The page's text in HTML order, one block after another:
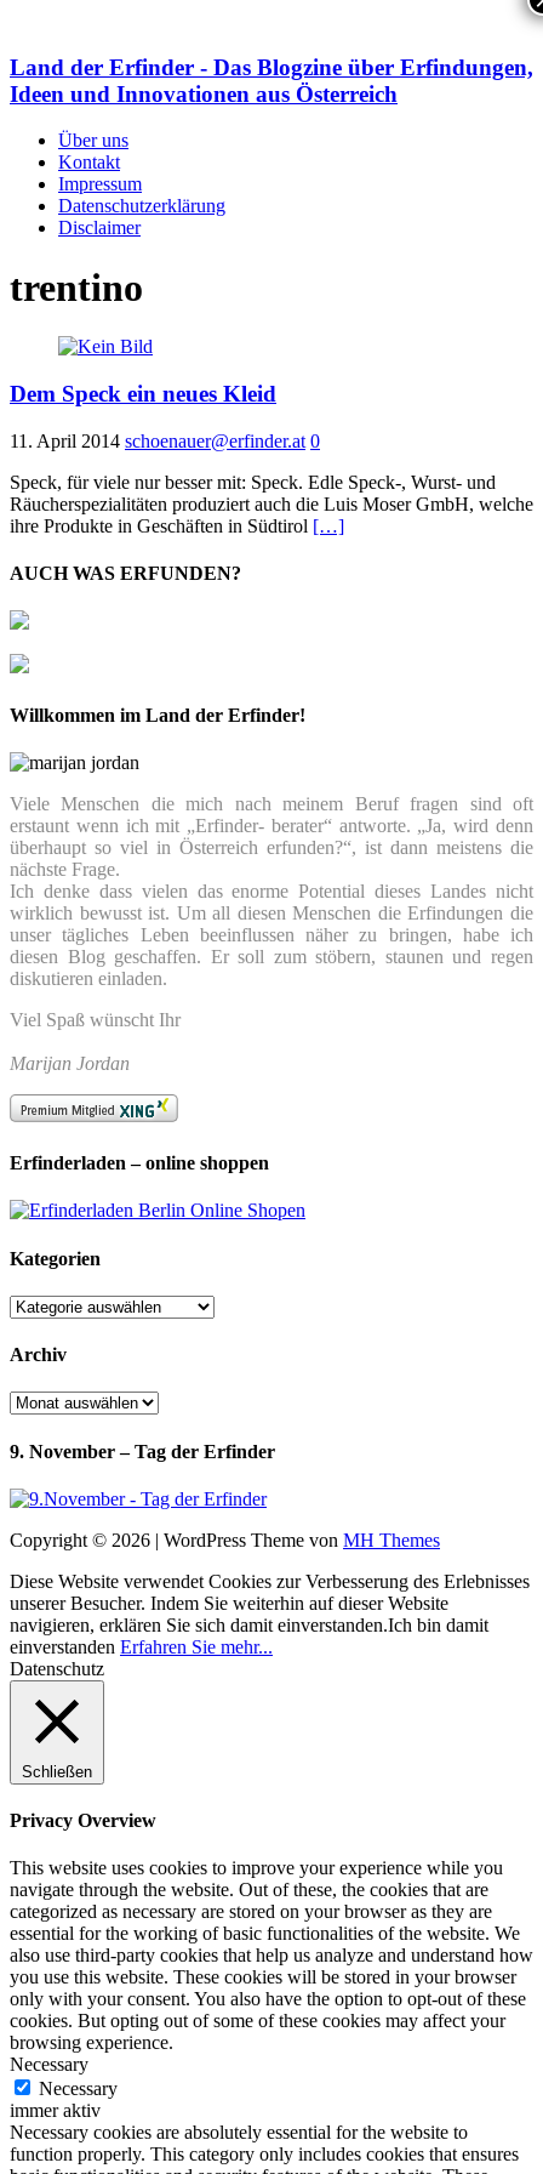
Land der Erfinder - Das Blogzine über Erfindungen,
Ideen und Innovationen aus Österreich
Über uns
Kontakt
Impressum
Datenschutzerklärung
Disclaimer
trentino
Dem Speck ein neues Kleid
11. April 2014 schoenauer@erfinder.at 0
Speck, für viele nur besser mit: Speck. Edle Speck-, Wurst- und
Räucherspezialitäten produziert auch die Luis Moser GmbH, welche
ihre Produkte in Geschäften in Südtirol […]
AUCH WAS ERFUNDEN?
Willkommen im Land der Erfinder!
Viele Menschen die mich nach meinem Beruf fragen sind oft
erstaunt wenn ich mit „Erfinder- berater“ antworte. „Ja, wird denn
überhaupt so viel in Österreich erfunden?“, ist dann meistens die
nächste Frage.
Ich denke dass vielen das enorme Potential dieses Landes nicht
wirklich bewusst ist. Um all diesen Menschen die Erfindungen die
unser tägliches Leben beeinflussen näher zu bringen, habe ich
diesen Blog geschaffen. Er soll zum stöbern, staunen und regen
diskutieren einladen.
Viel Spaß wünscht Ihr
Marijan Jordan
Erfinderladen – online shoppen
Kategorien
Kategorien
Archiv
Archiv
9. November – Tag der Erfinder
Copyright © 2026 | WordPress Theme von MH Themes
Diese Website verwendet Cookies zur Verbesserung des Erlebnisses
unserer Besucher. Indem Sie weiterhin auf dieser Website
navigieren, erklären Sie sich damit einverstanden.Ich bin damit
einverstanden Erfahren Sie mehr...
Datenschutz
Schließen
Privacy Overview
This website uses cookies to improve your experience while you
navigate through the website. Out of these, the cookies that are
categorized as necessary are stored on your browser as they are
essential for the working of basic functionalities of the website. We
also use third-party cookies that help us analyze and understand how
you use this website. These cookies will be stored in your browser
only with your consent. You also have the option to opt-out of these
cookies. But opting out of some of these cookies may affect your
browsing experience.
Necessary
Necessary
immer aktiv
Necessary cookies are absolutely essential for the website to
function properly. This category only includes cookies that ensures